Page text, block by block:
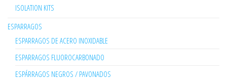
ISOLATION KITS
ESPARRAGOS
ESPARRAGOS DE ACERO INOXIDABLE
ESPARRAGOS FLUOROCARBONADO
ESPÁRRAGOS NEGROS / PAVONADOS